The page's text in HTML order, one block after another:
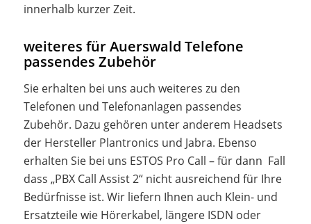
innerhalb kurzer Zeit.
weiteres für Auerswald Telefone
passendes Zubehör
Sie erhalten bei uns auch weiteres zu den
Telefonen und Telefonanlagen passendes
Zubehör. Dazu gehören unter anderem Headsets
der Hersteller Plantronics und Jabra. Ebenso
erhalten Sie bei uns ESTOS Pro Call – für dann Fall
dass „PBX Call Assist 2“ nicht ausreichend für Ihre
Bedürfnisse ist. Wir liefern Ihnen auch Klein- und
Ersatzteile wie Hörerkabel, längere ISDN oder